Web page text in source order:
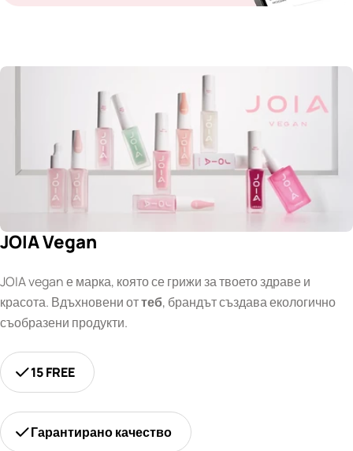
JOIA Vegan
JOIA vegan е марка, която се грижи за твоето здраве и
красота. Вдъхновени оттеб, брандът създава екологично
съобразени продукти.
15 FREE
Гарантирано качество